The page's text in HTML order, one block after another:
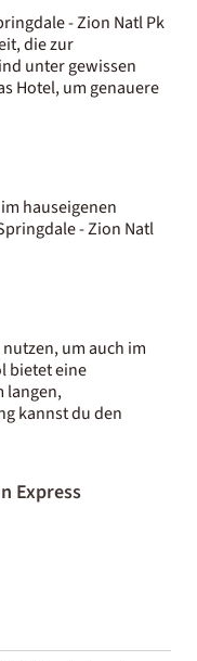
- Zion Natl Pk
die zur
unter gewissen
Hotel, um genauere
hauseigenen
- Zion Natl
um auch im
bietet eine
langen,
kannst du den
Express